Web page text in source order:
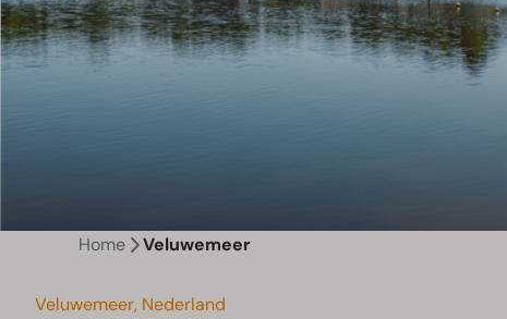
Home Veluwemeer
Veluwemeer, Nederland